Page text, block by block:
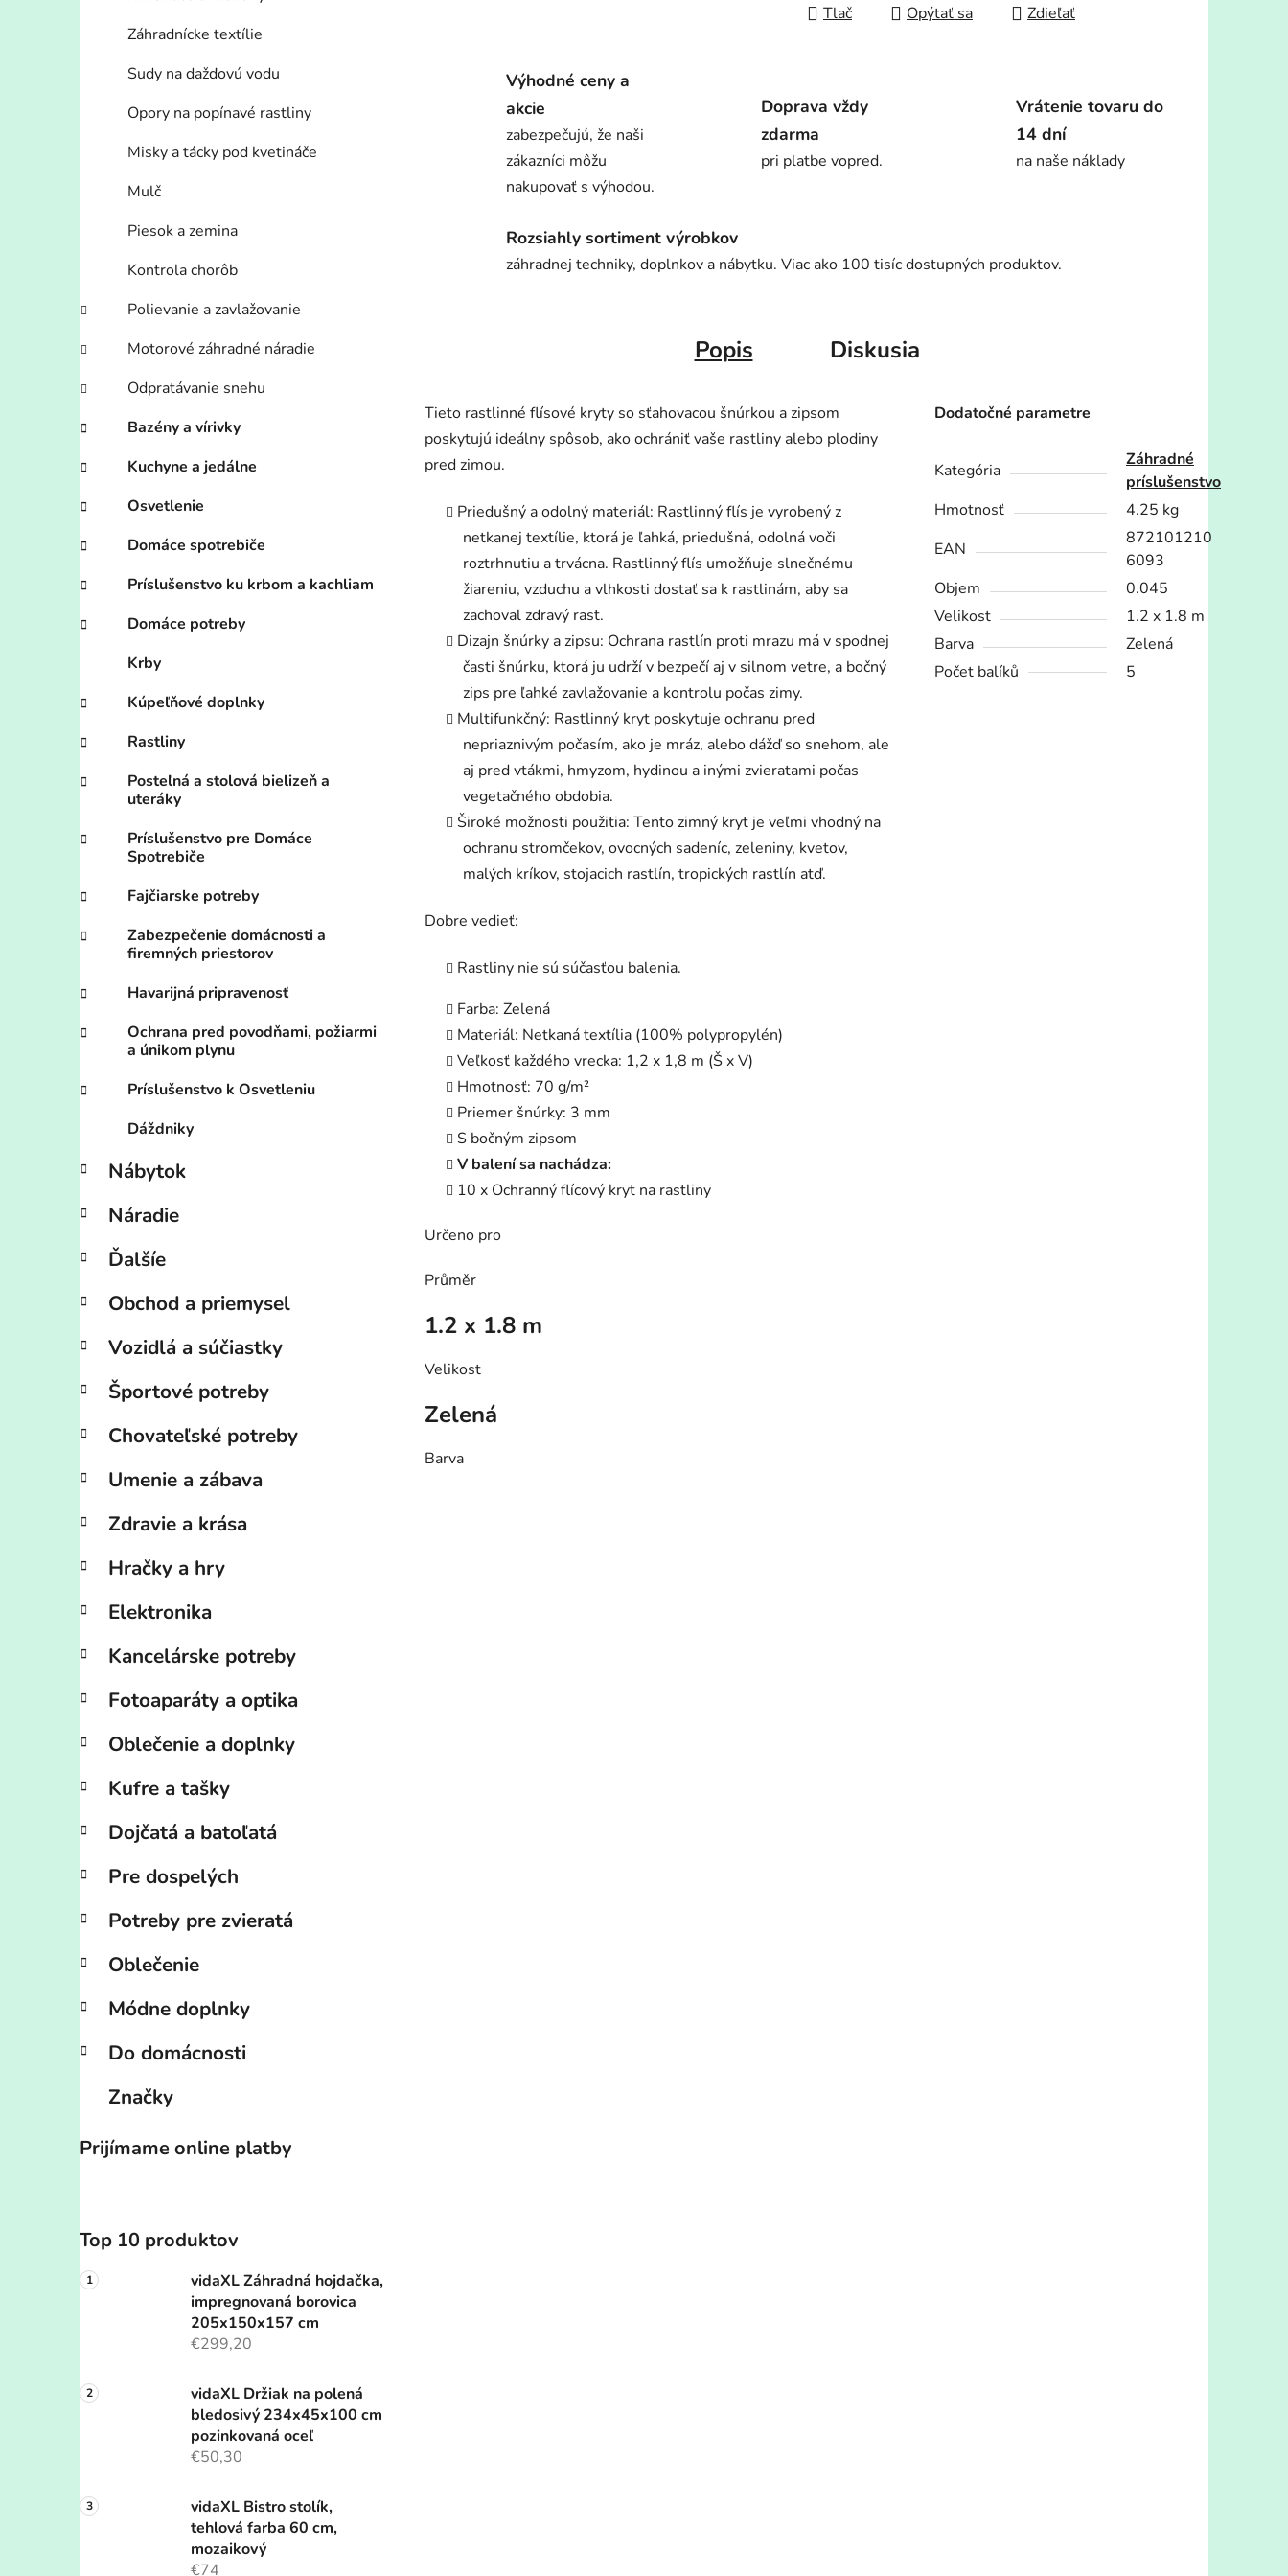
Záhradnícke textílie
Sudy na dažďovú vodu
Opory na popínavé rastliny
Misky a tácky pod kvetináče
Mulč
Piesok a zemina
Kontrola chorôb
Polievanie a zavlažovanie
Motorové záhradné náradie
Odpratávanie snehu
Bazény a vírivky
Kuchyne a jedálne
Osvetlenie
Domáce spotrebiče
Príslušenstvo ku krbom a kachliam
Domáce potreby
Krby
Kúpeľňové doplnky
Rastliny
Posteľná a stolová bielizeň a
uteráky
Príslušenstvo pre Domáce
Spotrebiče
Fajčiarske potreby
Zabezpečenie domácnosti a
firemných priestorov
Havarijná pripravenosť
Ochrana pred povodňami, požiarmi
a únikom plynu
Príslušenstvo k Osvetleniu
Dáždniky
Nábytok
Náradie
Ďalšíe
Obchod a priemysel
Vozidlá a súčiastky
Športové potreby
Chovateľské potreby
Umenie a zábava
Zdravie a krása
Hračky a hry
Elektronika
Kancelárske potreby
Fotoaparáty a optika
Oblečenie a doplnky
Kufre a tašky
Dojčatá a batoľatá
Pre dospelých
Potreby pre zvieratá
Oblečenie
Módne doplnky
Do domácnosti
Značky
Prijímame online platby
Top 10 produktov
vidaXL Záhradná hojdačka,
impregnovaná borovica
205x150x157 cm
€299,20
vidaXL Držiak na polená
bledosivý 234x45x100 cm
pozinkovaná oceľ
€50,30
vidaXL Bistro stolík,
tehlová farba 60 cm,
mozaikový
€74
Tlač Opýtať sa Zdieľať
Výhodné ceny a
akcie
zabezpečujú, že naši
zákazníci môžu
nakupovať s výhodou.
Doprava vždy
zdarma
pri platbe vopred.
Vrátenie tovaru do
14 dní
na naše náklady
Rozsiahly sortiment výrobkov
záhradnej techniky, doplnkov a nábytku. Viac ako 100 tisíc dostupných produktov.
Popis Diskusia
Tieto rastlinné flísové kryty so sťahovacou šnúrkou a zipsom
poskytujú ideálny spôsob, ako ochrániť vaše rastliny alebo plodiny
pred zimou.
Priedušný a odolný materiál: Rastlinný flís je vyrobený z
netkanej textílie, ktorá je ľahká, priedušná, odolná voči
roztrhnutiu a trvácna. Rastlinný flís umožňuje slnečnému
žiareniu, vzduchu a vlhkosti dostať sa k rastlinám, aby sa
zachoval zdravý rast.
Dizajn šnúrky a zipsu: Ochrana rastlín proti mrazu má v spodnej
časti šnúrku, ktorá ju udrží v bezpečí aj v silnom vetre, a bočný
zips pre ľahké zavlažovanie a kontrolu počas zimy.
Multifunkčný: Rastlinný kryt poskytuje ochranu pred
nepriaznivým počasím, ako je mráz, alebo dážď so snehom, ale
aj pred vtákmi, hmyzom, hydinou a inými zvieratami počas
vegetačného obdobia.
Široké možnosti použitia: Tento zimný kryt je veľmi vhodný na
ochranu stromčekov, ovocných sadeníc, zeleniny, kvetov,
malých kríkov, stojacich rastlín, tropických rastlín atď.
Dobre vedieť:
Rastliny nie sú súčasťou balenia.
Farba: Zelená
Materiál: Netkaná textília (100% polypropylén)
Veľkosť každého vrecka: 1,2 x 1,8 m (Š x V)
Hmotnosť: 70 g/m²
Priemer šnúrky: 3 mm
S bočným zipsom
V balení sa nachádza:
10 x Ochranný flícový kryt na rastliny
Určeno pro
Průměr
1.2 x 1.8 m
Velikost
Zelená
Barva
Dodatočné parametre
Kategória
Záhradné
príslušenstvo
Hmotnosť
4.25 kg
EAN
872101210
6093
Objem
0.045
Velikost
1.2 x 1.8 m
Barva
Zelená
Počet balíků
5